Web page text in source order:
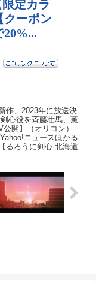
作、2023年に放送決
心役を斉藤壮馬、薫
公開】（オリコン） –
ニュースほかる
るろうに剣心 北海道